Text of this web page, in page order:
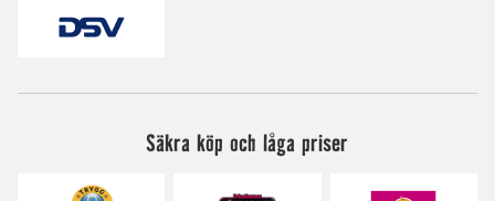
Säkra köp och låga priser